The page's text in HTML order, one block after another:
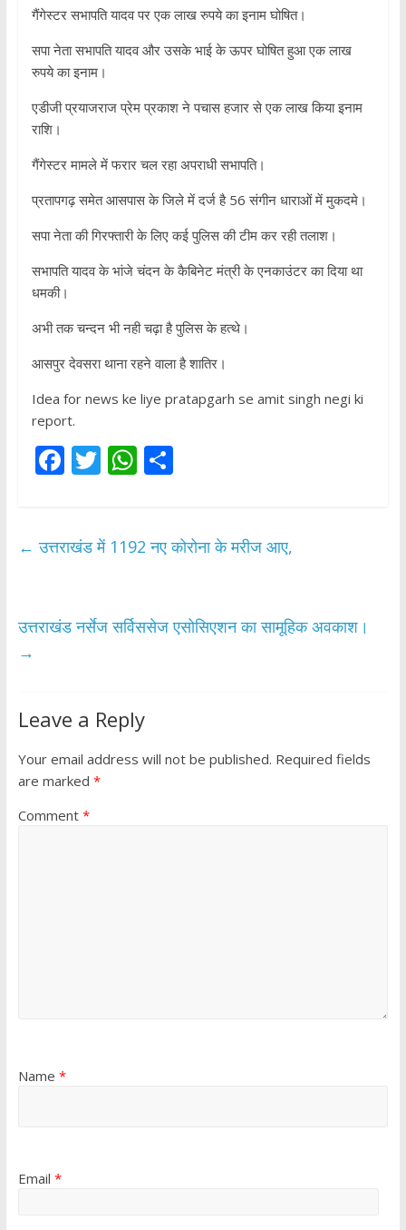
गैंगेस्टर सभापति यादव पर एक लाख रुपये का इनाम घोषित।
सपा नेता सभापति यादव और उसके भाई के ऊपर घोषित हुआ एक लाख
रुपये का इनाम।
एडीजी प्रयाजराज प्रेम प्रकाश ने पचास हजार से एक लाख किया इनाम
राशि।
गैंगेस्टर मामले में फरार चल रहा अपराधी सभापति।
प्रतापगढ़ समेत आसपास के जिले में दर्ज है 56 संगीन धाराओं में मुकदमे।
सपा नेता की गिरफ्तारी के लिए कई पुलिस की टीम कर रही तलाश।
सभापति यादव के भांजे चंदन के कैबिनेट मंत्री के एनकाउंटर का दिया था
धमकी।
अभी तक चन्दन भी नही चढ़ा है पुलिस के हत्थे।
आसपुर देवसरा थाना रहने वाला है शातिर।
Idea for news ke liye pratapgarh se amit singh negi ki
report.
F
b
k
T
er
W
s
p
S
e
← उत्तराखंड में 1192 नए कोरोना के मरीज आए,
उत्तराखंड नर्सेज सर्विससेज एसोसिएशन का सामूहिक अवकाश।
→
Leave a Reply
Your email address will not be published. Required fields
are marked *
Comment *
Name *
Email *